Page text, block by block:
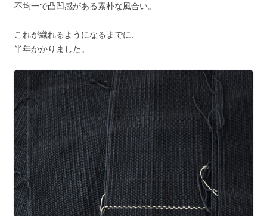
不均一で凸凹感がある素朴な風合い。
これが織れるようになるまでに、
半年かかりました。